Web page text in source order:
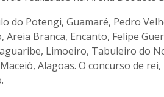
do Potengi, Guamaré, Pedro
Branca, Encanto, Felipe
Limoeiro, Tabuleiro do
Alagoas. O concurso de